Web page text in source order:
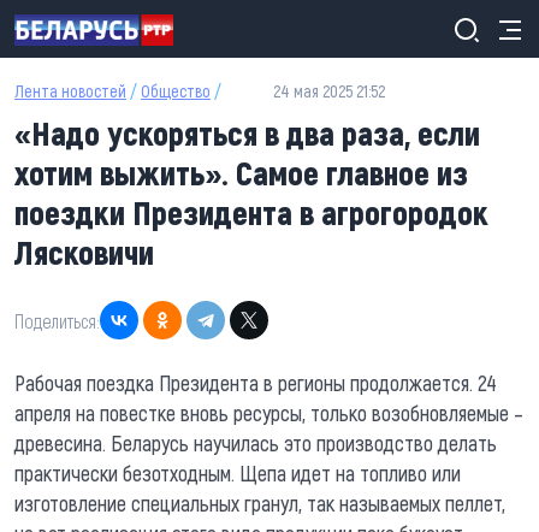
Перейти к основному содержанию
Лента новостей / Общество / 24 мая 2025 21:52
«Надо ускоряться в два раза, если
хотим выжить». Самое главное из
поездки Президента в агрогородок
Лясковичи
Поделиться:
Рабочая поездка Президента в регионы продолжается. 24
апреля на повестке вновь ресурсы, только возобновляемые –
древесина. Беларусь научилась это производство делать
практически безотходным. Щепа идет на топливо или
изготовление специальных гранул, так называемых пеллет,